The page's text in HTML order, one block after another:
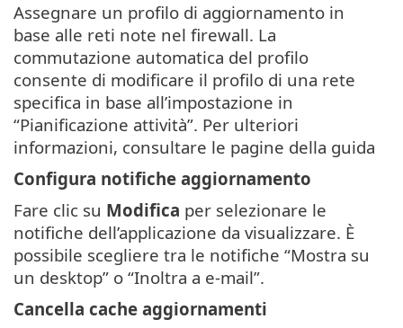
Assegnare un profilo di aggiornamento in
base alle reti note nel firewall. La
commutazione automatica del profilo
consente di modificare il profilo di una rete
specifica in base all’impostazione in
“Pianificazione attività”. Per ulteriori
informazioni, consultare le pagine della guida
Configura notifiche aggiornamento
Fare clic su Modifica per selezionare le
notifiche dell’applicazione da visualizzare. È
possibile scegliere tra le notifiche “Mostra su
un desktop” o “Inoltra a e-mail”.
Cancella cache aggiornamenti